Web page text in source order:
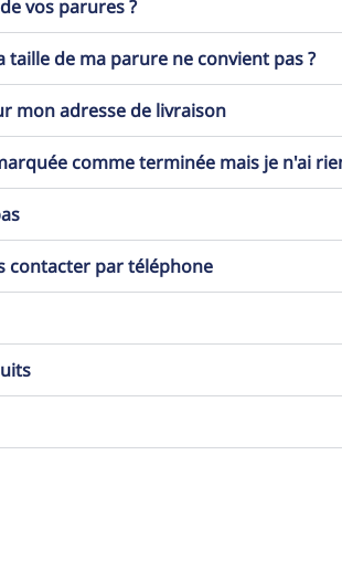
vos parures ?
taille de ma parure ne convient pas ?
mon adresse de livraison
comme terminée mais je n'ai
contacter par téléphone